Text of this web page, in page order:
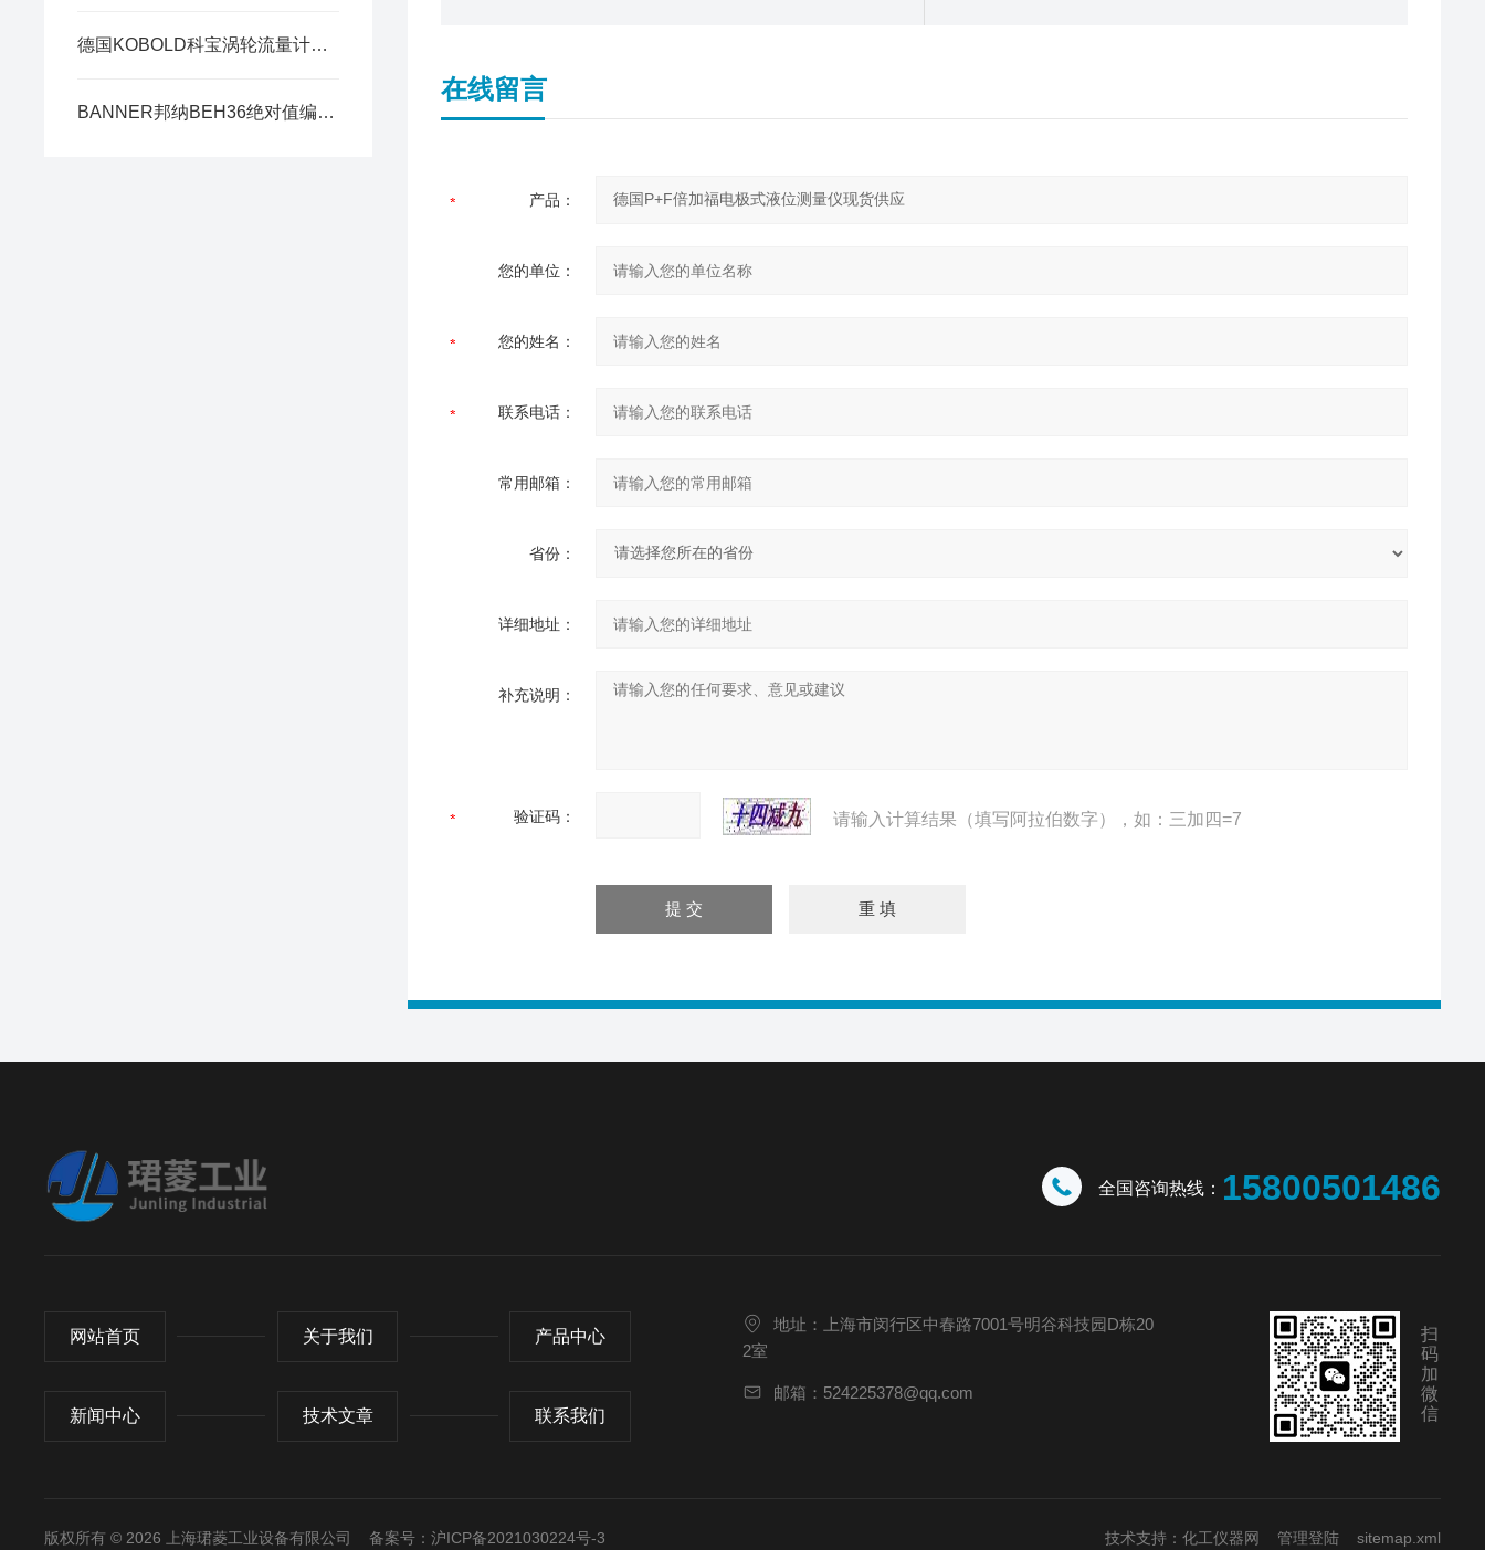
德国KOBOLD科宝涡轮流量计的选型方法及注意事项
BANNER邦纳BEH36绝对值编码器应用领域有哪些呢？
在线留言
产品：
您的单位：
您的姓名：
联系电话：
常用邮箱：
省份：
详细地址：
补充说明：
验证码： 请输入计算结果（填写阿拉伯数字），如：三加四=7
全国咨询热线： 15800501486
网站首页 关于我们 产品中心
新闻中心 技术文章 联系我们
地址：上海市闵行区中春路7001号明谷科技园D栋20
2室
邮箱：524225378@qq.com
扫
码
加
微
信
版权所有 © 2026 上海珺菱工业设备有限公司 备案号：沪ICP备2021030224号-3 技术支持： 化工仪器网 管理登陆 sitemap.xml